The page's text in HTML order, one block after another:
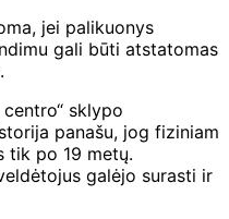
jei palikuonys
gali būti atstatomas
sklypo
panašu, jog fiziniam
tik po 19 metų.
galėjo surasti ir